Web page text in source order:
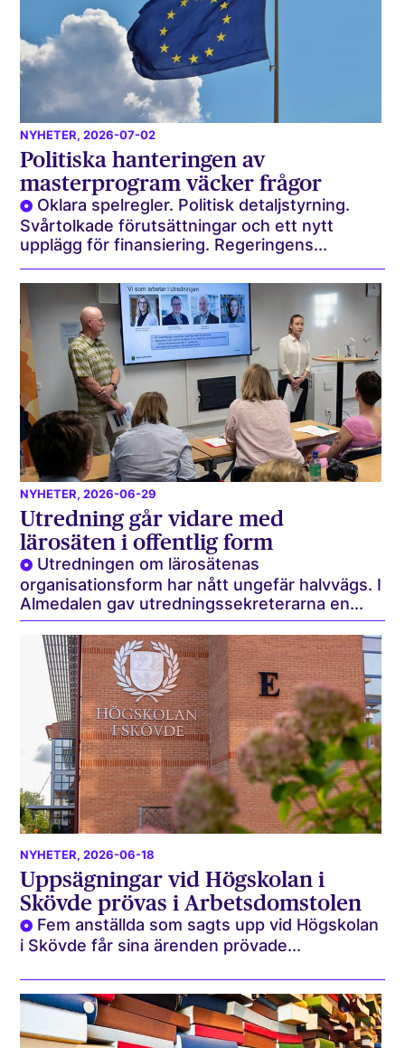
NYHETER, 2026-07-02
Politiska hanteringen av
masterprogram väcker frågor
Oklara spelregler. Politisk detaljstyrning.
Svårtolkade förutsättningar och ett nytt
upplägg för finansiering. Regeringens...
NYHETER, 2026-06-29
Utredning går vidare med
lärosäten i offentlig form
Utredningen om lärosätenas
organisationsform har nått ungefär halvvägs. I
Almedalen gav utredningssekreterarna en...
NYHETER, 2026-06-18
Uppsägningar vid Högskolan i
Skövde prövas i Arbetsdomstolen
Fem anställda som sagts upp vid Högskolan
i Skövde får sina ärenden prövade...